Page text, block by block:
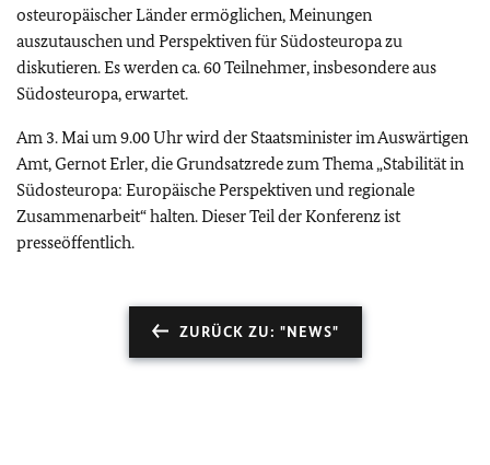
osteuropäischer Länder ermöglichen, Meinungen
auszutauschen und Perspektiven für Südosteuropa zu
diskutieren. Es werden ca. 60 Teilnehmer, insbesondere aus
Südosteuropa, erwartet.
Am 3. Mai um 9.00 Uhr wird der Staatsminister im Auswärtigen
Amt, Gernot Erler, die Grundsatzrede zum Thema „Stabilität in
Südosteuropa: Europäische Perspektiven und regionale
Zusammenarbeit“ halten. Dieser Teil der Konferenz ist
presseöffentlich.
ZURÜCK ZU: "NEWS"